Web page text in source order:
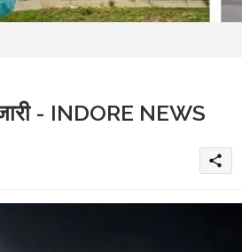
- INDORE NEWS
share